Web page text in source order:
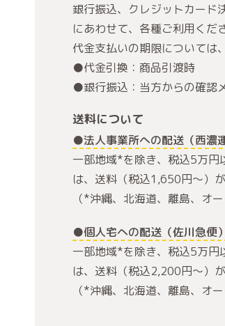
銀行振込、クレジットカード
にあわせて、各種ご利用くだ
代金支払いの期限については
●代金引換：商品引渡時
●銀行振込：当方からの確認
送料について
●法人事業所への配送（西濃
一部地域*を除き、税込5万円
は、送料（税込1,650円～）が
（*沖縄、北海道、離島、オ
●個人宅への配送（佐川急便）
一部地域*を除き、税込5万円
は、送料（税込2,200円～）が
（*沖縄、北海道、離島、オ